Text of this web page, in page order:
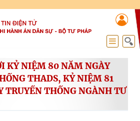
KỶ NIỆM 80 NĂM NGÀY
THADS, KỶ NIỆM 81
TRUYỀN THỐNG NGÀNH TƯ